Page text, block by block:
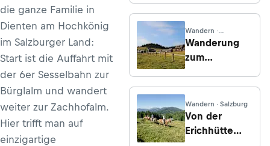
die ganze Familie in
Dienten am Hochkönig
im Salzburger Land:
Start ist die Auffahrt mit
der 6er Sesselbahn zur
Bürglalm und wandert
weiter zur Zachhofalm.
Hier trifft man auf
einzigartige
-
Mühlbachberg
- Hofgraben in
Traunkirchen
Wandern ·
Steiermark
Wanderung
zum
über den
Alplgraben
Wandern · Salzburg
Von der
Erichhütte